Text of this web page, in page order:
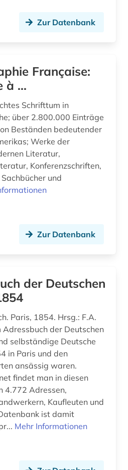
französische literatur (3)
französische revolution (2)
französisches sprachgebiet (3)
geisteswissenschaft (1)
geisteswissenschaften (1)
geschichte &lt;1530-1600&gt; (1)
geschichte 1350-1870 (1)
geschichte 1600 - 2000 (1)
Zur Datenbank
Française:
à ...
Schrifttum in
über 2.800.000 Einträge
Beständen bedeutender
Werke der
Literatur,
Konferenzschriften,
und
Zur Datenbank
der Deutschen
Paris, 1854. Hrsg.: F.A.
Adressbuch der Deutschen
selbständige Deutsche
in Paris und den
ansässig waren.
findet man in diesen
4.772 Adressen,
Kaufleuten und
ist damit
Mehr Informationen